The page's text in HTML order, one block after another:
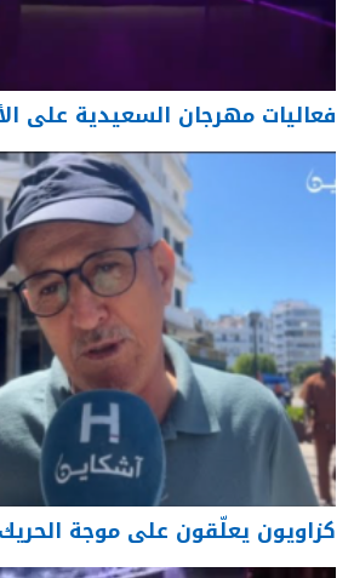
فعاليات مهرجان السعيدية على
كزاويون يعلّقون على موجة الحريك